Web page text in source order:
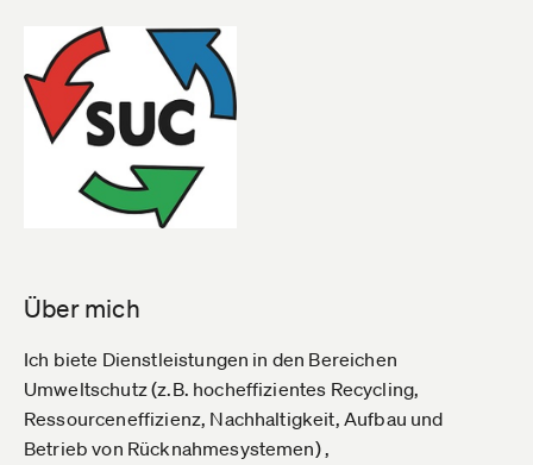
Über mich
Ich biete Dienstleistungen in den Bereichen
Umweltschutz (z.B. hocheffizientes Recycling,
Ressourceneffizienz, Nachhaltigkeit, Aufbau und
Betrieb von Rücknahmesystemen) ,